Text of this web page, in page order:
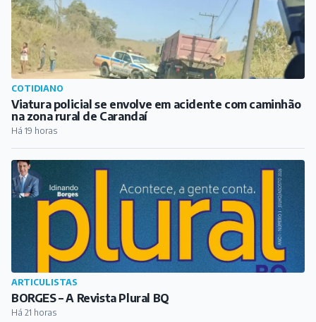
ARTICULISTAS
BORGES – A Revista Plural BQ
Há 21 horas
PUBLICIDADE